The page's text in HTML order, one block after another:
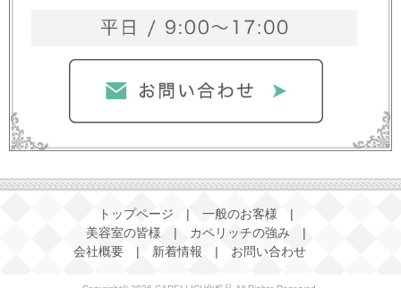
トップページ | 一般のお客様
|
美容室の皆様
| カペリッチの強み
|
会社概要
| 新着情報 | お問い合わせ